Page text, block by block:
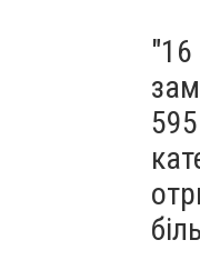
"16